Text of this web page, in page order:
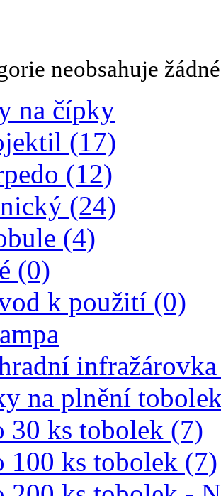
neobsahuje
na čípky
(17)
(12)
(24)
(4)
(0)
k použití (0)
na plnění
30 ks tobolek (7)
100 ks tobolek (7)